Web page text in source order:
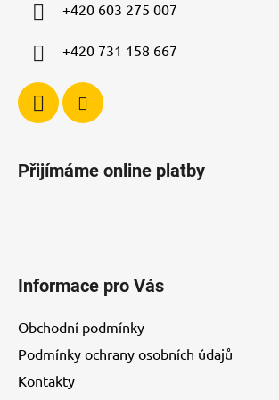
+420 603 275 007
+420 731 158 667
Přijímáme online platby
Informace pro Vás
Obchodní podmínky
Podmínky ochrany osobních údajů
Kontakty